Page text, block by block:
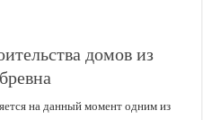
домов из
на данный момент одним из